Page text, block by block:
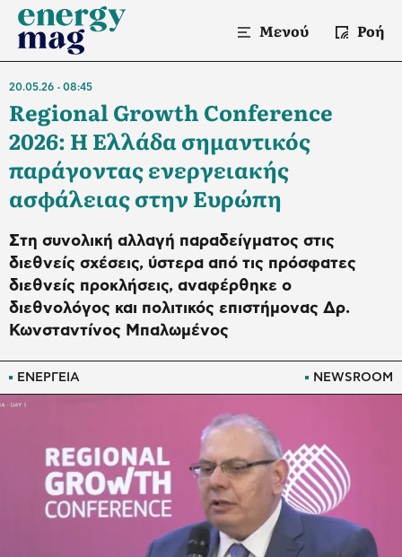
Μενού Ροή
ΕΝΕΡΓΕΙΑ NEWSROOM
20.05.26 08:45
Regional Growth Conference
2026: Η Ελλάδα σημαντικός
παράγοντας ενεργειακής
ασφάλειας στην Ευρώπη
Στη συνολική αλλαγή παραδείγματος στις
διεθνείς σχέσεις, ύστερα από τις πρόσφατες
διεθνείς προκλήσεις, αναφέρθηκε ο
διεθνολόγος και πολιτικός επιστήμονας Δρ.
Κωνσταντίνος Μπαλωμένος